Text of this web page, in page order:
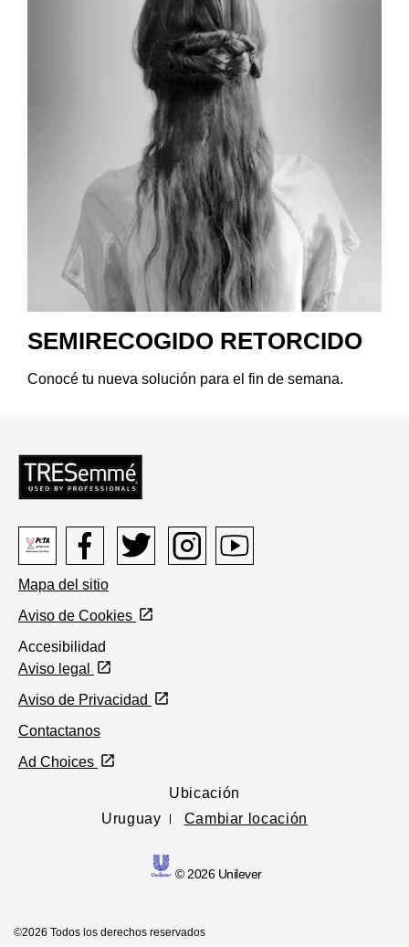
SEMIRECOGIDO RETORCIDO
Conocé tu nueva solución para el fin de semana.
PELO SECO
Peta
Facebook
Mapa del sitio
Aviso de Cookies
Accesibilidad
Aviso legal
Aviso de Privacidad
Preferencias de cookies
Contactanos
Ubicación